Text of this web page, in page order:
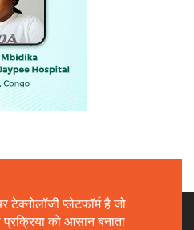
प्लेटफॉर्म है जो
को आसान बनाता